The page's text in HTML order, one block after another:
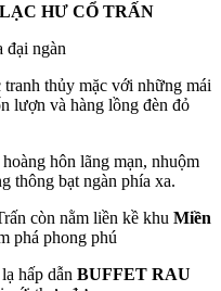
LẠC HƯ CỔ TRẤN
đại ngàn
thủy mặc với những mái
lượn và hàng lồng đèn đỏ
hôn lãng mạn, nhuộm
thông bạt ngàn phía xa.
còn nằm liền kề khu Miền
phá phong phú
hấp dẫn BUFFET RAU